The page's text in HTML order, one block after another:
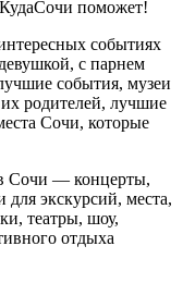
КудаСочи поможет!
событиях
с парнем
события, музеи
родителей, лучшие
Сочи, которые
Сочи — концерты,
для экскурсий, места,
театры, шоу,
отдыха